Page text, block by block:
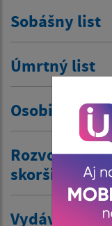
Sobášny list
Úmrtný list
Osobitná
Rozvod
skoršieho
Vydávanie